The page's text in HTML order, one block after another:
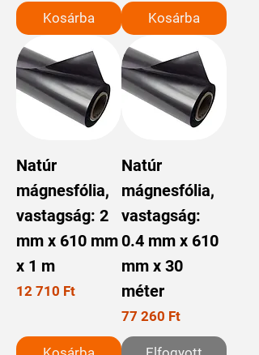
Kosárba Kosárba
Natúr
mágnesfólia,
vastagság: 2
mm x 610 mm
x 1 m
Ár
12 710 Ft
Natúr
mágnesfólia,
vastagság:
0.4 mm x 610
mm x 30
méter
Ár
77 260 Ft